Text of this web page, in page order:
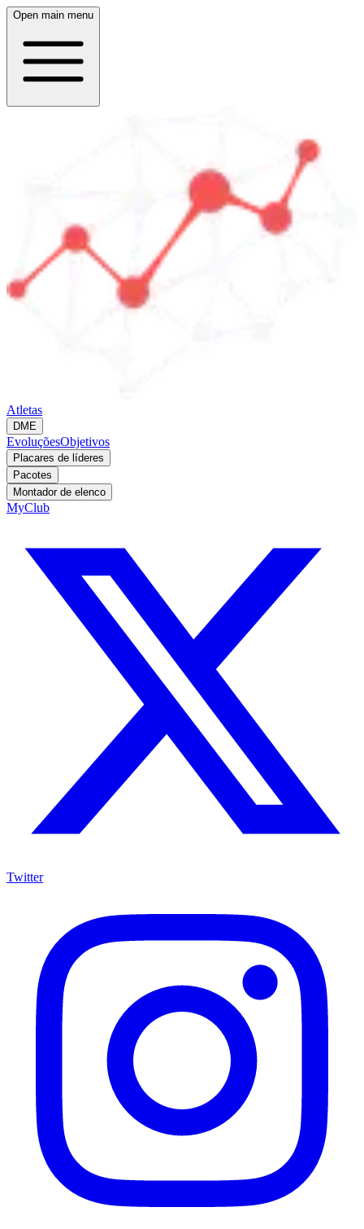
Open main menu
Atletas
DME
EvoluçõesObjetivos
Placares de líderes
Pacotes
Montador de elenco
MyClub
Twitter